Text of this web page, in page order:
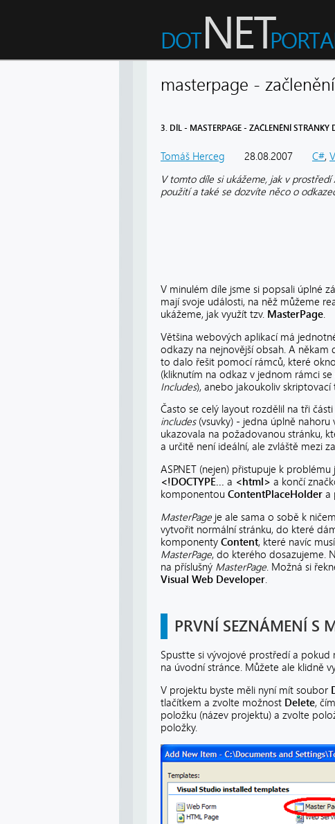
masterpage -
3. DÍL - MASTERPAGE - ZAČLENĚNÍ STRÁNKY
Tomáš Herceg 28.08.2007 C#,
V tomto díle si ukážeme, jak v
použití a také se dozvíte něco o
V minulém díle jsme si popsali úplné
mají svoje události, na něž můžeme
ukážeme, jak využít tzv. MasterPage.
Většina webových aplikací má
odkazy na nejnovější obsah. A
to dalo řešit pomocí rámců, které
(kliknutím na odkaz v jednom rámci
Includes), anebo jakoukoliv skriptovací
Často se celý layout rozdělil na tři části
includes(vsuvky) - jedna úplně nahoru
ukazovala na požadovanou stránku,
a určitě není ideální, ale zvláště mezi
ASP.NET (nejen) přistupuje k
<!DOCTYPE... a <html> a končí
komponentou ContentPlaceHolder a
MasterPage je ale sama o sobě k
vytvořit normální stránku, do které
komponenty Content, které navíc
MasterPage, do kterého dosazujeme.
na příslušný MasterPage . Možná si
Visual Web Developer
PRVNÍ SEZNÁMENÍ S
Spusťte si vývojové prostředí a
na úvodní stránce. Můžete ale klidně
V projektu byste měli nyní mít soubor
tlačítkem a zvolte možnost Delete,
položku (název projektu) a zvolte
položky.